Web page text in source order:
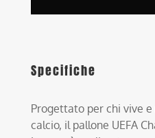
Specifiche
Progettato per chi vive
calcio, il pallone UEFA